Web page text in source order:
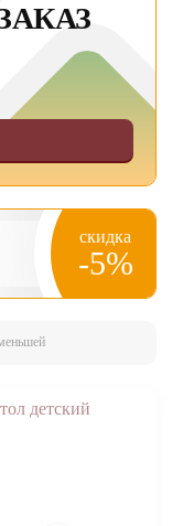
скидка
-5%